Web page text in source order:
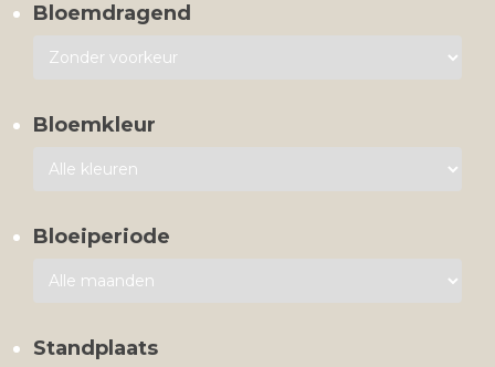
Bloemdragend
Bloemkleur
Bloeiperiode
Standplaats